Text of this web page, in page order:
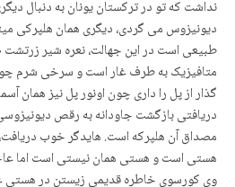
نداشت که تو در ترکستان یونان به دنبال
دیونیزوس می گردی، دیگری همان هلپرکی
طبیعی است در این جهالت، نعره شیر
متافیزیک به طرف غار است و سرخی شرم
گذار از پل را داری چون اونور پل نیز همان
دریافتی بازگشت جاودانه به رقص
مصداق آن هلپرکه است. هایدگر خوب دریافت،
هستی است و هستی همان نیستی است اما
وی کورسوی خاطره قدیمی زیستن در هستی